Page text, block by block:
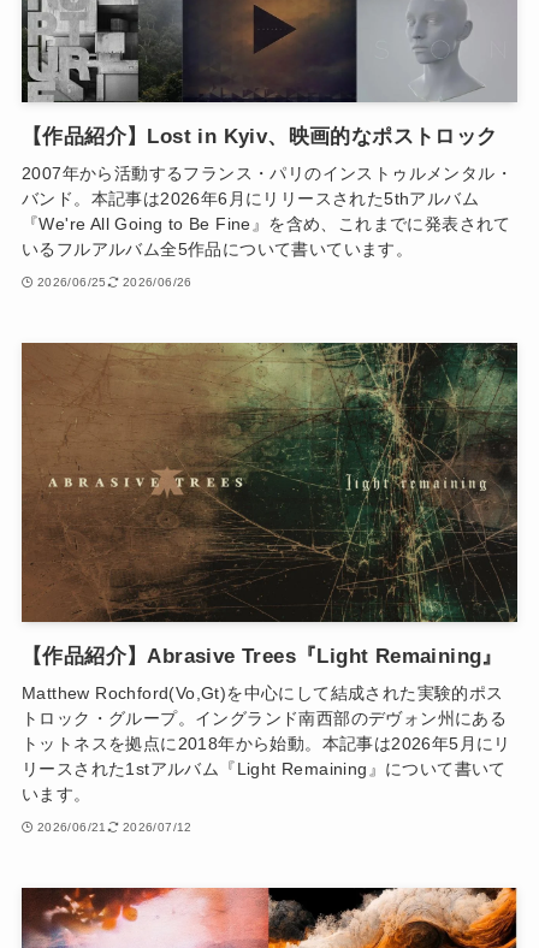
【作品紹介】Lost in Kyiv、映画的なポストロック
2007年から活動するフランス・パリのインストゥルメンタル・
バンド。本記事は2026年6月にリリースされた5thアルバム
『We're All Going to Be Fine』を含め、これまでに発表されて
いるフルアルバム全5作品について書いています。
2026/06/25 2026/06/26
【作品紹介】Abrasive Trees『Light Remaining』
Matthew Rochford(Vo,Gt)を中心にして結成された実験的ポス
トロック・グループ。イングランド南西部のデヴォン州にある
トットネスを拠点に2018年から始動。本記事は2026年5月にリ
リースされた1stアルバム『Light Remaining』について書いて
います。
2026/06/21 2026/07/12